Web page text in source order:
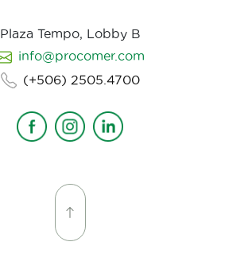
Plaza Tempo, Lobby B
info@procomer.com
(+506) 2505.4700